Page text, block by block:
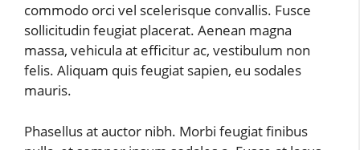
commodo orci vel scelerisque convallis. Fusce
sollicitudin feugiat placerat. Aenean magna
massa, vehicula at efficitur ac, vestibulum non
felis. Aliquam quis feugiat sapien, eu sodales
mauris.
Phasellus at auctor nibh. Morbi feugiat finibus